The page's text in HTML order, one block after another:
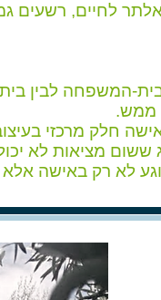
לחיים, רשעים
המשפחה לבין
ממש.
חלק מרכזי
ששום מציאות לא
לא רק באישה